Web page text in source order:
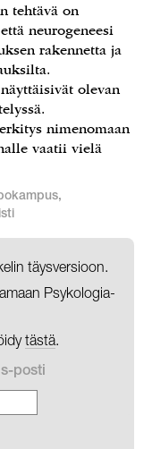
tehtävä on
neurogeneesi
rakennetta ja
olevan
nimenomaan
vaatii vielä
täysversioon.
Psykologia-
tästä.
posti